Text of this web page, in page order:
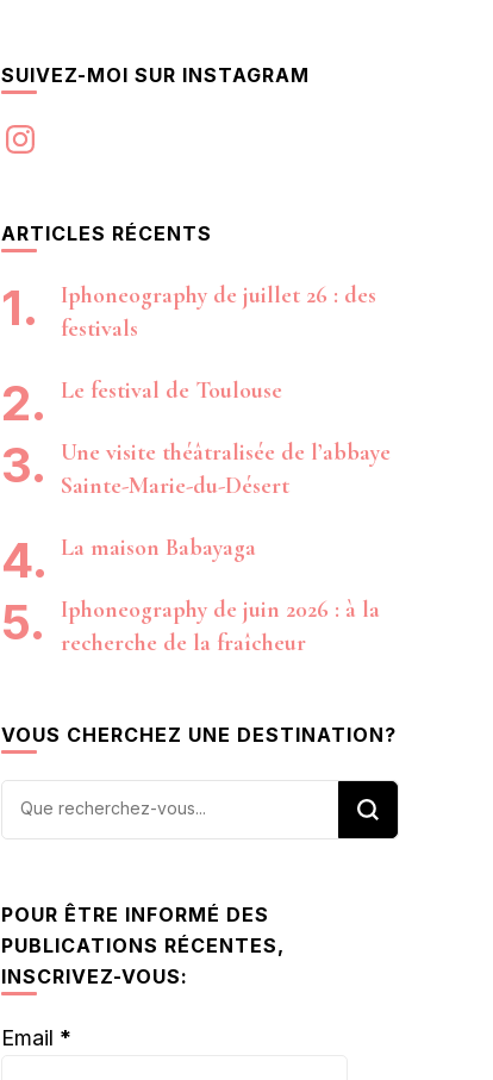
SUIVEZ-MOI SUR INSTAGRAM
Instagram
ARTICLES RÉCENTS
Iphoneography de juillet 26 : des
festivals
Le festival de Toulouse
Une visite théâtralisée de l’abbaye
Sainte-Marie-du-Désert
La maison Babayaga
Iphoneography de juin 2026 : à la
recherche de la fraîcheur
VOUS CHERCHEZ UNE DESTINATION?
Vous
POUR ÊTRE INFORMÉ DES
PUBLICATIONS RÉCENTES,
INSCRIVEZ-VOUS:
Email *